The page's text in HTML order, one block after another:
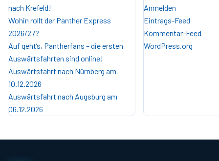
nach Krefeld!
Wohin rollt der Panther Express
2026/27?
Auf geht’s, Pantherfans – die ersten
Auswärtsfahrten sind online!
Auswärtsfahrt nach Nürnberg am
10.12.2026
Auswärtsfahrt nach Augsburg am
06.12.2026
Anmelden
Eintrags-Feed
Kommentar-Feed
WordPress.org